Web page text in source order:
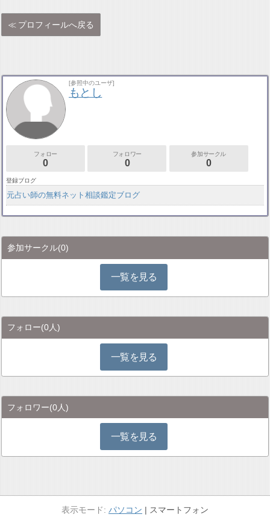
プロフィールへ戻る
[参照中のユーザ]
もとし
フォロー
0
フォロワー
0
参加サークル
0
登録ブログ
元占い師の無料ネット相談鑑定ブログ
参加サークル(0)
一覧を見る
フォロー(0人)
一覧を見る
フォロワー(0人)
一覧を見る
パソコン スマートフォン